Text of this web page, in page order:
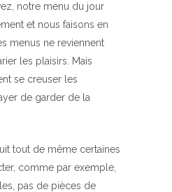
notre menu du jour
et nous faisons en
menus ne reviennent
les plaisirs. Mais
se creuser les
de garder de la
tout de même certaines
comme par exemple,
pas de pièces de